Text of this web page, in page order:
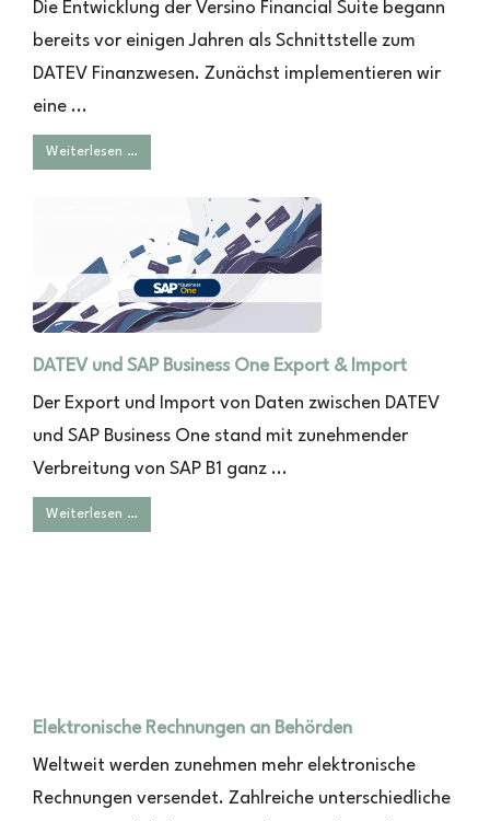
Die Entwicklung der Versino Financial Suite begann
bereits vor einigen Jahren als Schnittstelle zum
DATEV Finanzwesen. Zunächst implementieren wir
eine ...
Weiterlesen …
DATEV und SAP Business One Export & Import
Der Export und Import von Daten zwischen DATEV
und SAP Business One stand mit zunehmender
Verbreitung von SAP B1 ganz ...
Weiterlesen …
Elektronische Rechnungen an Behörden
Weltweit werden zunehmen mehr elektronische
Rechnungen versendet. Zahlreiche unterschiedliche